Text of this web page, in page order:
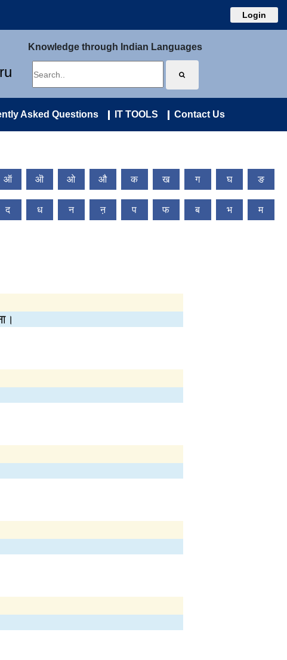
Login
Knowledge through Indian Languages
Asked Questions IT TOOLS Contact Us
ऑ ऒ ओ औ क ख ग घ ङ
द ध न ऩ प फ ब भ म